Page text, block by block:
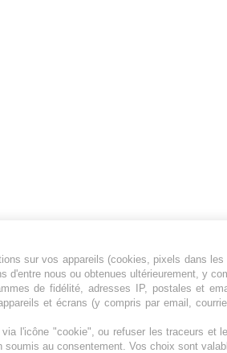
Jeunesfooteux est un média
principalement de l'actualité de
des grosses actualités de la
Plan du site | Syndication |
sur vos appareils (cookies, pixels dans
nous ou obtenues ultérieurement, y
de fidélité, adresses IP, postales et
et écrans (y compris par email,
l'icône "cookie", ou refuser les traceurs
au consentement. Vos choix sont